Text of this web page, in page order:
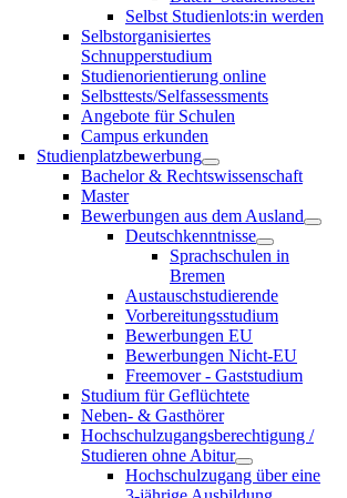
Selbst Studienlots:in werden
Selbstorganisiertes
Schnupperstudium
Studienorientierung online
Selbsttests/Selfassessments
Angebote für Schulen
Campus erkunden
Studienplatzbewerbung
Bachelor & Rechtswissenschaft
Master
Bewerbungen aus dem Ausland
Deutschkenntnisse
Sprachschulen in
Bremen
Austauschstudierende
Vorbereitungsstudium
Bewerbungen EU
Bewerbungen Nicht-EU
Freemover - Gaststudium
Studium für Geflüchtete
Neben- & Gasthörer
Hochschulzugangsberechtigung /
Studieren ohne Abitur
Hochschulzugang über eine